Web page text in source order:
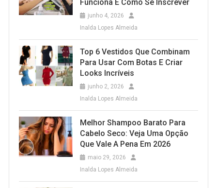
Funciona E Como Se Inscrever
junho 4, 2026
Inalda Lopes Almeida
Top 6 Vestidos Que Combinam
Para Usar Com Botas E Criar
Looks Incríveis
junho 2, 2026
Inalda Lopes Almeida
Melhor Shampoo Barato Para
Cabelo Seco: Veja Uma Opção
Que Vale A Pena Em 2026
maio 29, 2026
Inalda Lopes Almeida